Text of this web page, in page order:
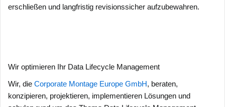
erschließen und langfristig revisionssicher aufzubewahren.
Wir optimieren Ihr Data Lifecycle Management
Wir, die Corporate Montage Europe GmbH, beraten,
konzipieren, projektieren, implementieren Lösungen und